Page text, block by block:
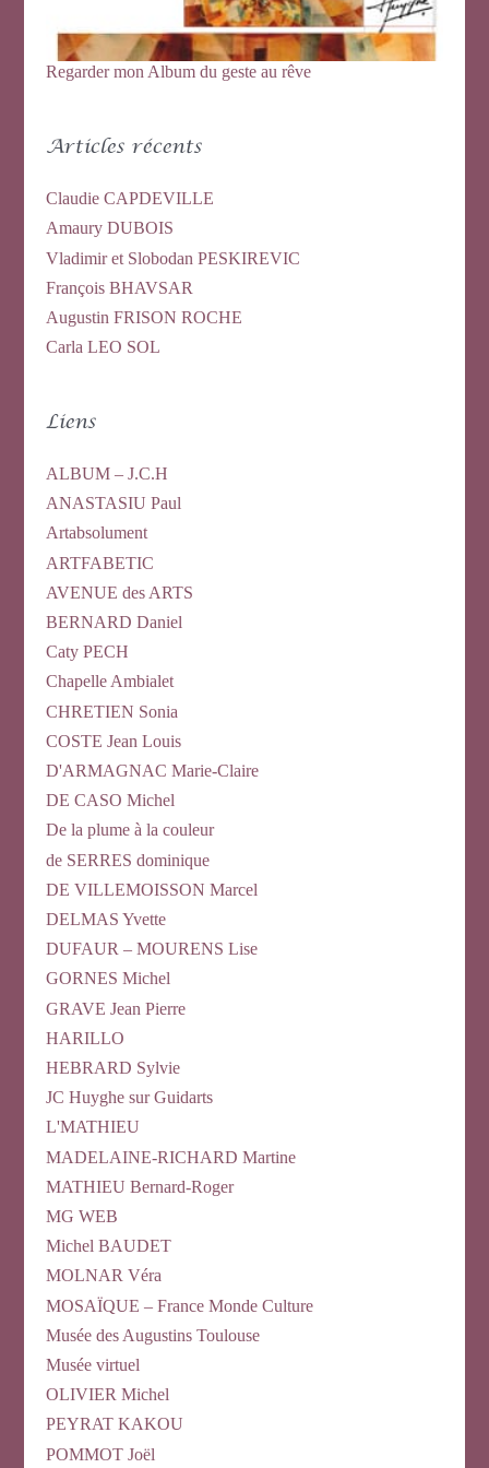
Regarder mon Album du geste au rêve
Articles récents
Claudie CAPDEVILLE
Amaury DUBOIS
Vladimir et Slobodan PESKIREVIC
François BHAVSAR
Augustin FRISON ROCHE
Carla LEO SOL
Liens
ALBUM – J.C.H
ANASTASIU Paul
Artabsolument
ARTFABETIC
AVENUE des ARTS
BERNARD Daniel
Caty PECH
Chapelle Ambialet
CHRETIEN Sonia
COSTE Jean Louis
D'ARMAGNAC Marie-Claire
DE CASO Michel
De la plume à la couleur
de SERRES dominique
DE VILLEMOISSON Marcel
DELMAS Yvette
DUFAUR – MOURENS Lise
GORNES Michel
GRAVE Jean Pierre
HARILLO
HEBRARD Sylvie
JC Huyghe sur Guidarts
L'MATHIEU
MADELAINE-RICHARD Martine
MATHIEU Bernard-Roger
MG WEB
Michel BAUDET
MOLNAR Véra
MOSAÏQUE – France Monde Culture
Musée des Augustins Toulouse
Musée virtuel
OLIVIER Michel
PEYRAT KAKOU
POMMOT Joël